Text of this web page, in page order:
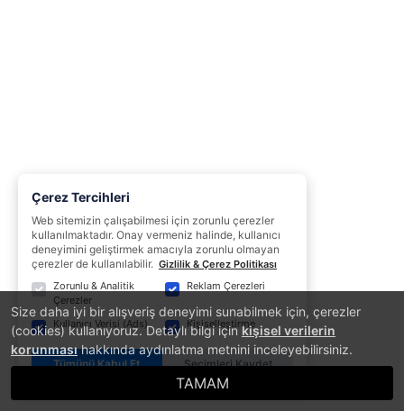
Size daha iyi bir alışveriş deneyimi sunabilmek için, çerezler
(cookies) kullanıyoruz. Detaylı bilgi içinkişisel verilerin
korunmasıhakkında aydınlatma metnini inceleyebilirsiniz.
TAMAM
Çerez Tercihleri
Web sitemizin çalışabilmesi için zorunlu çerezler
kullanılmaktadır. Onay vermeniz halinde, kullanıcı
deneyimini geliştirmek amacıyla zorunlu olmayan
çerezler de kullanılabilir. Gizlilik & Çerez Politikası
Zorunlu & Analitik
Çerezler
Reklam Çerezleri
Kullanıcı Verisi (Ads) Kişiselleştirme
Tümünü Kabul Et Seçimleri Kaydet